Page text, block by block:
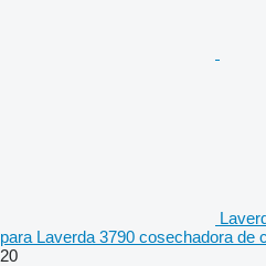
para Laverda 3790 cosechadora de
20